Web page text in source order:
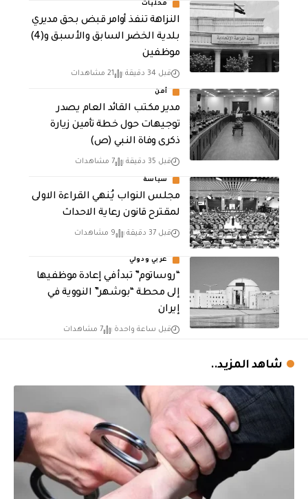
محليات
النزاهة تنفذ أوامر قبض بحق مديري
بلدية الخضر السابق والأسبق و(4)
موظفين
قبل 34 دقيقة 21 مشاهدات
أمن
مدير مكتب القائد العام يصدر
توجيهات حول خطة تأمين زيارة
ذكرى وفاة النبي (ص)
قبل 35 دقيقة 7 مشاهدات
سياسة
مجلس النواب يُنهي القراءة الاولى
لمقترح قانون رعاية الاحداث
قبل 37 دقيقة 9 مشاهدات
عربي ودولي
“روساتوم” تبدأ في إعادة موظفيها
إلى محطة “بوشهر” النووية في
إيران
قبل ساعة واحدة 7 مشاهدات
شاهد المزيد..